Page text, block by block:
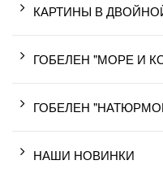
КАРТИНЫ В
ГОБЕЛЕН "МОРЕ И
ГОБЕЛЕН
НАШИ НОВИНКИ